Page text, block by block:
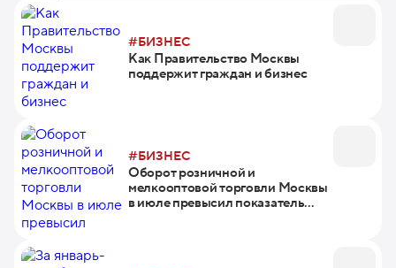
#БИЗНЕС
Как Правительство Москвы
поддержит граждан и бизнес
#БИЗНЕС
Оборот розничной и
мелкооптовой торговли Москвы
в июле превысил показатель